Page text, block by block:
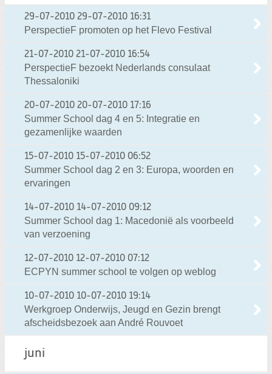
29-07-2010 29-07-2010 16:31
PerspectieF promoten op het Flevo Festival
21-07-2010 21-07-2010 16:54
PerspectieF bezoekt Nederlands consulaat
Thessaloniki
20-07-2010 20-07-2010 17:16
Summer School dag 4 en 5: Integratie en
gezamenlijke waarden
15-07-2010 15-07-2010 06:52
Summer School dag 2 en 3: Europa, woorden en
ervaringen
14-07-2010 14-07-2010 09:12
Summer School dag 1: Macedonië als voorbeeld
van verzoening
12-07-2010 12-07-2010 07:12
ECPYN summer school te volgen op weblog
10-07-2010 10-07-2010 19:14
Werkgroep Onderwijs, Jeugd en Gezin brengt
afscheidsbezoek aan André Rouvoet
juni